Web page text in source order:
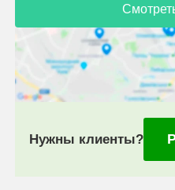
Нужны клиенты?